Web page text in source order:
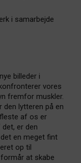
i samarbejde
billeder i
vores
fremfor muskler.
lytteren på en
af os er
er den
en meget fint
op til
at skabe